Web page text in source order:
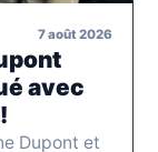
7 août 2026
avec
Dupont et